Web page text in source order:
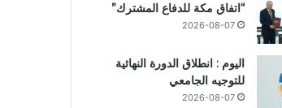
“اتفاق مكة للدفاع المشترك”
2026-08-07
اليوم : انطلاق الدورة النهائية
للتوجيه الجامعي
2026-08-07